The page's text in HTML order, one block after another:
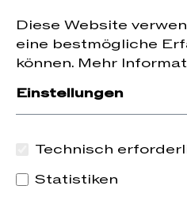
springen
auf die erste Bestellung
Diese Website
eine bestmögliche
können. Mehr
Einstellungen
Technisch
Statistiken